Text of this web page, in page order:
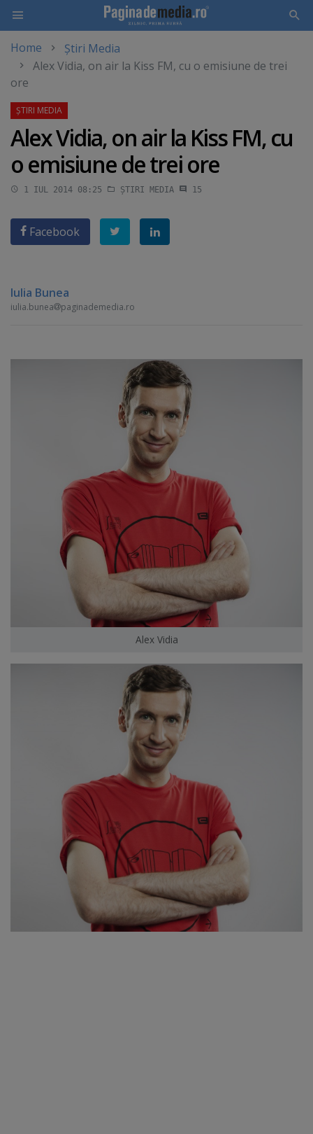
main
content
Home
Știri Media
Alex Vidia, on air la Kiss FM, cu o emisiune de trei
ore
Alex Vidia, on air la Kiss FM, cu
o emisiune de trei ore
1 IUL 2014 08:25 ȘTIRI MEDIA 15
Facebook
Iulia Bunea
iulia.bunea paginademedia.ro
Alex Vidia